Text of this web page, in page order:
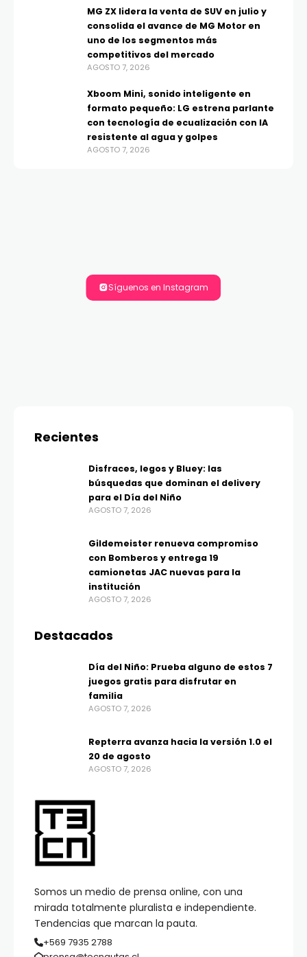
MG ZX lidera la venta de SUV en julio y
consolida el avance de MG Motor en
uno de los segmentos más
competitivos del mercado
AGOSTO 7, 2026
Xboom Mini, sonido inteligente en
formato pequeño: LG estrena parlante
con tecnología de ecualización con IA
resistente al agua y golpes
AGOSTO 7, 2026
Síguenos en Instagram
Somos un medio de prensa online, con una
mirada totalmente pluralista e independiente.
Tendencias que marcan la pauta.
+569 7935 2788
Recientes
Disfraces, legos y Bluey: las
búsquedas que dominan el delivery
para el Día del Niño
AGOSTO 7, 2026
Gildemeister renueva compromiso
con Bomberos y entrega 19
camionetas JAC nuevas para la
institución
AGOSTO 7, 2026
Destacados
Día del Niño: Prueba alguno de estos 7
juegos gratis para disfrutar en
familia
AGOSTO 7, 2026
Repterra avanza hacia la versión 1.0 el
20 de agosto
AGOSTO 7, 2026